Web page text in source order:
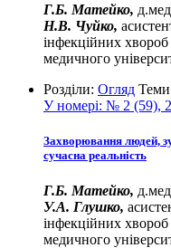
Г.Б. Матейко,
Н.В. Чуйко,
інфекційних
медичного
Розділи: Огляд
У номері: № 2 (59),
Захворювання людей,
сучасна реальність
Г.Б. Матейко,
У.А. Глушко,
інфекційних
медичного